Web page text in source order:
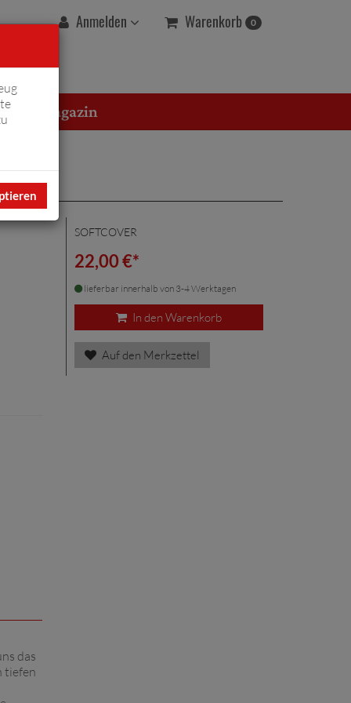
Anmelden Warenkorb 0
Magazin
SOFTCOVER
22,00 €*
lieferbar innerhalb von 3-4 Werktagen
In den Warenkorb
Auf den Merkzettel
das
tiefen